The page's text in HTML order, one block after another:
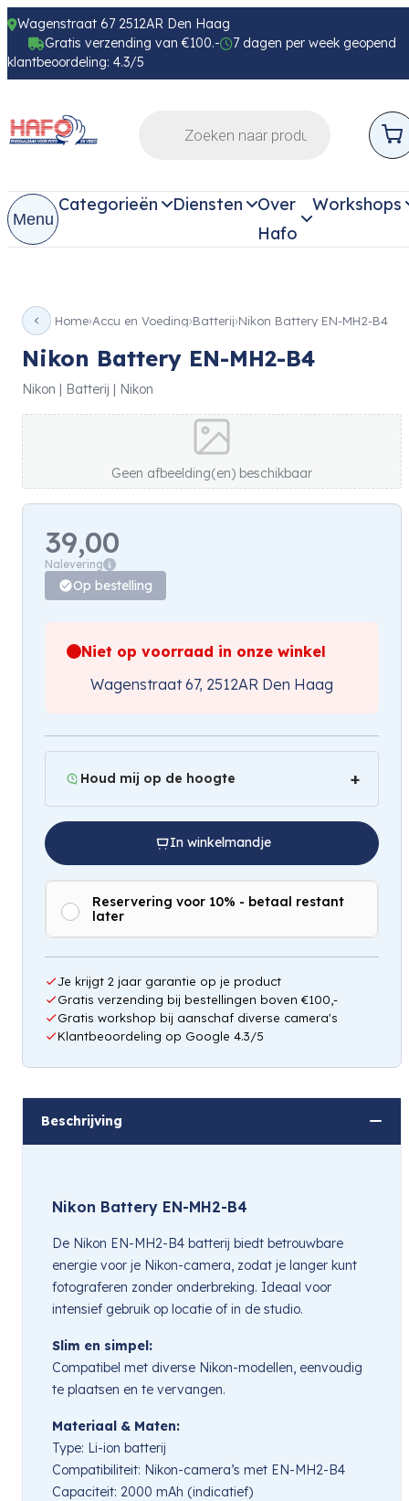
Wagenstraat 67 2512AR Den Haag
Gratis verzending van €100.-
7 dagen per week geopend
klantbeoordeling: 4.3/5
Menu
Categorieën Diensten
Over
Hafo
Workshops
Home Accu en Voeding Batterij Nikon Battery EN-MH2-B4
Nikon Battery EN-MH2-B4
Nikon | Batterij | Nikon
Geen afbeelding(en) beschikbaar
39,00
Nalevering
Op bestelling
Niet op voorraad in onze winkel
Wagenstraat 67, 2512AR Den Haag
Houd mij op de hoogte
Hou mij op de hoogte
In winkelmandje
Reservering voor 10% - betaal restant
later
Je krijgt 2 jaar garantie op je product
Gratis verzending bij bestellingen boven €100,-
Gratis workshop bij aanschaf diverse camera's
Klantbeoordeling op Google 4.3/5
Beschrijving
Nikon Battery EN-MH2-B4
De Nikon EN-MH2-B4 batterij biedt betrouwbare
energie voor je Nikon-camera, zodat je langer kunt
fotograferen zonder onderbreking. Ideaal voor
intensief gebruik op locatie of in de studio.
Slim en simpel:
Compatibel met diverse Nikon-modellen, eenvoudig
te plaatsen en te vervangen.
Materiaal & Maten:
Type: Li-ion batterij
Compatibiliteit: Nikon-camera’s met EN-MH2-B4
Capaciteit: 2000 mAh (indicatief)